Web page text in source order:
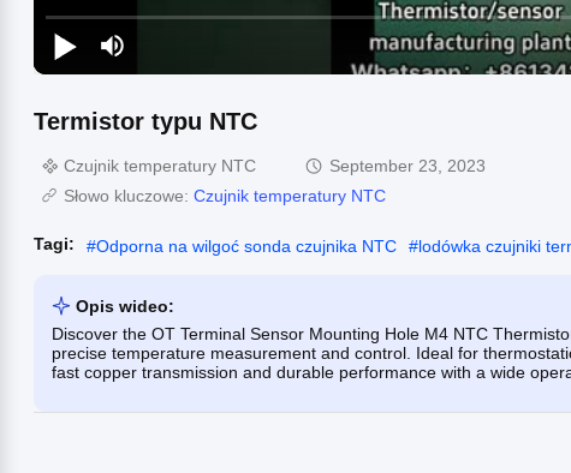
Termistor typu NTC
Czujnik temperatury NTC
September 23, 2023
Słowo kluczowe: Czujnik temperatury NTC
Tagi: #Odporna na wilgoć sonda czujnika NTC #lodówka czujniki
Opis wideo:
Discover the OT Terminal Sensor Mounting Hole M4 NTC
precise temperature measurement and control. Ideal for
fast copper transmission and durable performance with a wide